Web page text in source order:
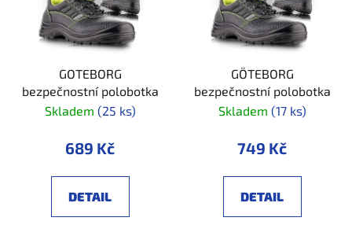
GOTEBORG
bezpečnostní polobotka
Skladem (25 ks)
689 Kč
DETAIL
GÖTEBORG
bezpečnostní polobotka
Skladem (17 ks)
749 Kč
DETAIL